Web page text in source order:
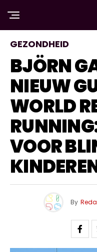
GEZONDHEID
BJÖRN
NIEUW
WORLD
VOOR
By